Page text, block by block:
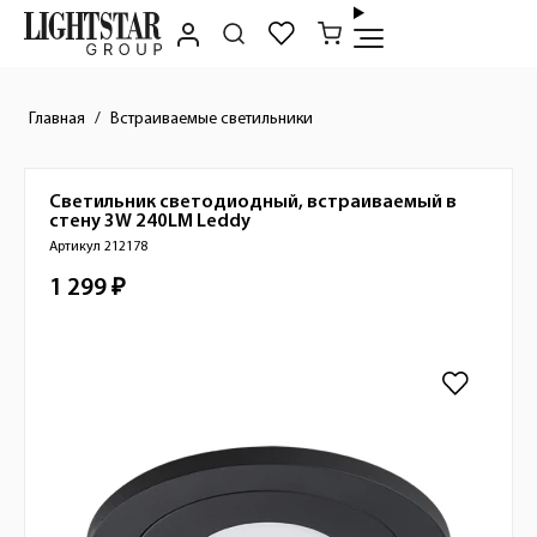
Главная Встраиваемые светильники
Краткое описание товара
Светильник светодиодный, встраиваемый в
стену 3W 240LM Leddy
Артикул 212178
Стоимость товара
1 299 ₽